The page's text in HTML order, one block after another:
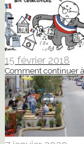
15 février 2018
Comment continuer